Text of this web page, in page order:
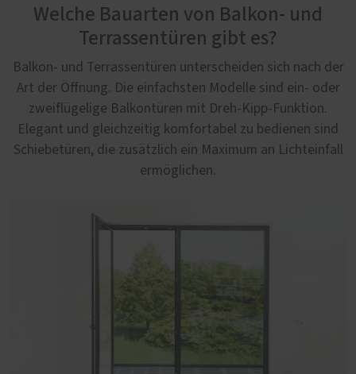
Welche Bauarten von Balkon- und
Terrassentüren gibt es?
Balkon- und Terrassentüren unterscheiden sich nach der
Art der Öffnung. Die einfachsten Modelle sind ein- oder
zweiflügelige Balkontüren mit Dreh-Kipp-Funktion.
Elegant und gleichzeitig komfortabel zu bedienen sind
Schiebetüren, die zusätzlich ein Maximum an Lichteinfall
ermöglichen.